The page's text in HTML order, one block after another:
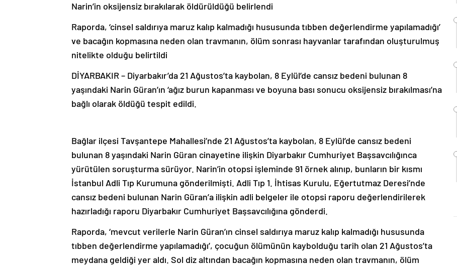
Narin’in oksijensiz bırakılarak öldürüldüğü belirlendi
Raporda, ‘cinsel saldırıya maruz kalıp kalmadığı hususunda tıbben değerlendirme yapılamadığı’
ve bacağın kopmasına neden olan travmanın, ölüm sonrası hayvanlar tarafından oluşturulmuş
nitelikte olduğu belirtildi
DİYARBAKIR – Diyarbakır’da 21 Ağustos’ta kaybolan, 8 Eylül’de cansız bedeni bulunan 8
yaşındaki Narin Güran’ın ‘ağız burun kapanması ve boyuna bası sonucu oksijensiz bırakılması’na
bağlı olarak öldüğü tespit edildi.
Bağlar ilçesi Tavşantepe Mahallesi’nde 21 Ağustos’ta kaybolan, 8 Eylül’de cansız bedeni
bulunan 8 yaşındaki Narin Güran cinayetine ilişkin Diyarbakır Cumhuriyet Başsavcılığınca
yürütülen soruşturma sürüyor. Narin’in otopsi işleminde 91 örnek alınıp, bunların bir kısmı
İstanbul Adli Tıp Kurumuna gönderilmişti. Adli Tıp 1. İhtisas Kurulu, Eğertutmaz Deresi’nde
cansız bedeni bulunan Narin Güran’a ilişkin adli belgeler ile otopsi raporu değerlendirilerek
hazırladığı raporu Diyarbakır Cumhuriyet Başsavcılığına gönderdi.
Raporda, ‘mevcut verilerle Narin Güran’ın cinsel saldırıya maruz kalıp kalmadığı hususunda
tıbben değerlendirme yapılamadığı’, çocuğun ölümünün kaybolduğu tarih olan 21 Ağustos’ta
meydana geldiği yer aldı. Sol diz altından bacağın kopmasına neden olan travmanın, ölüm